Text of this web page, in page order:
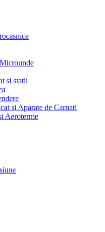
si statii
si Aparate de Carnati
Aeroterme